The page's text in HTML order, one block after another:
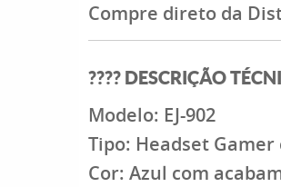
Compre direto da
???? DESCRIÇÃO
Modelo: EJ-902
Tipo: Headset
Cor: Azul com